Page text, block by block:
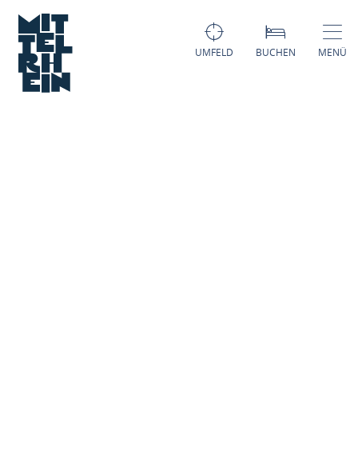
UMFELD BUCHEN MENÜ